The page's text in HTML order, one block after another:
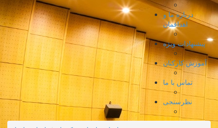
درباره ما و
اهدافمان
پیشنهادات ویژه
آموزش کارکنان
تماس با ما
نظرسنجی